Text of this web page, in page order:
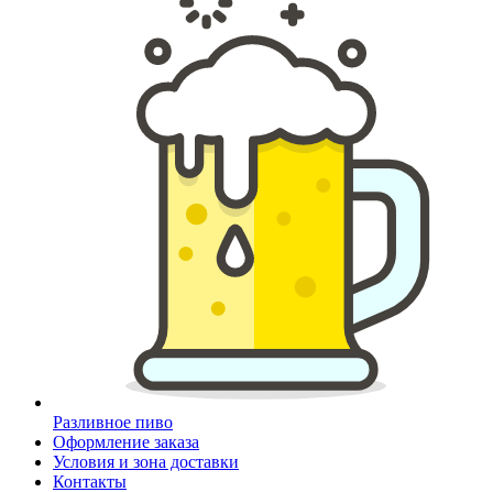
Разливное пиво
Оформление заказа
Условия и зона доставки
Контакты